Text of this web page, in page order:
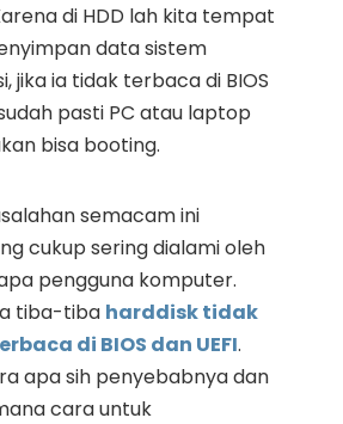
di HDD lah kita tempat
data sistem
jika ia tidak terbaca di BIOS
pasti PC atau laptop
bisa booting.
semacam ini
cukup sering dialami oleh
pengguna komputer.
tiba-tiba harddisk tidak
di BIOS dan UEFI.
apa sih penyebabnya dan
cara untuk